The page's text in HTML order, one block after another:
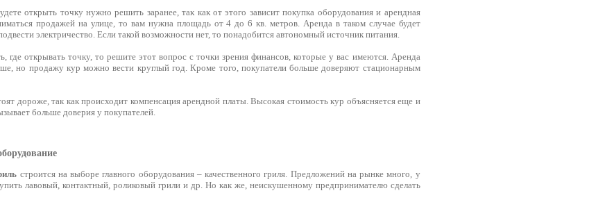
открыть точку нужно решить заранее, так как от этого зависит покупка оборудования и арендная
продажей на улице, то вам нужна площадь от 4 до 6 кв. метров. Аренда в таком случае будет
электричество. Если такой возможности нет, то понадобится автономный источник питания.
где открывать точку, то решите этот вопрос с точки зрения финансов, которые у вас имеются. Аренда
но продажу кур можно вести круглый год. Кроме того, покупатели больше доверяют стационарным
дороже, так как происходит компенсация арендной платы. Высокая стоимость кур объясняется еще и
больше доверия у покупателей.
строится на выборе главного оборудования – качественного гриля. Предложений на рынке много, у
лавовый, контактный, роликовый грили и др. Но как же, неискушенному предпринимателю сделать